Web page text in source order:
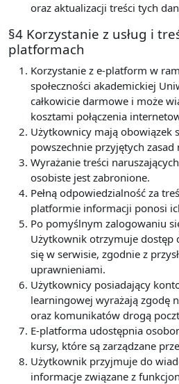
oraz aktualizacji treści tych
§4 Korzystanie z usług i
platformach
Korzystanie z e-platform w
społeczności akademickiej
całkowicie darmowe i może
kosztami połączenia
Użytkownicy mają obowiązek
powszechnie przyjętych zasad
Wyrażanie treści
osobiste jest zabronione.
Pełną odpowiedzialność za
platformie informacji ponosi
Po pomyślnym zalogowaniu
Użytkownik otrzymuje dostęp
się w serwisie, zgodnie z
uprawnieniami.
Użytkownicy posiadający
learningowej wyrażają zgodę
oraz komunikatów drogą
E-platforma udostępnia
kursy, które są zarządzane
Użytkownik przyjmuje do
informacje związane z